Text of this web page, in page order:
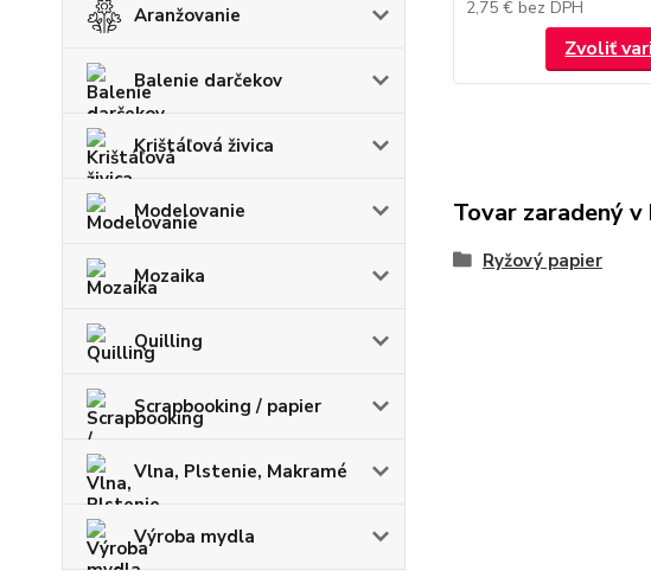
Aranžovanie
Balenie darčekov
Krištáľová živica
Modelovanie
Mozaika
Quilling
Scrapbooking / papier
Vlna, Plstenie, Makramé
Výroba mydla
2,75 € bez DPH
Zvoliť
Tovar zaradený
Ryžový papier